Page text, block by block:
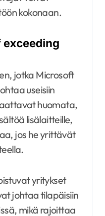
kokonaan.
exceeding
jotka Microsoft
useisiin
huomata,
lisälaitteille,
jos he yrittävät
yritykset
johtaa tilapäisiin
mikä rajoittaa